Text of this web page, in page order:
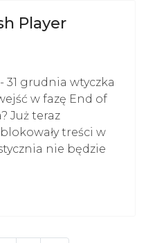
Player
31 grudnia wtyczka
w fazę End of
Już teraz
treści w
nie będzie